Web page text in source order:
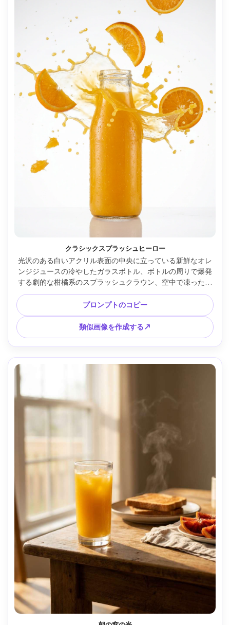
クラシックスプラッシュヒーロー
光沢のある白いアクリル表面の中央に立っている新鮮なオレ
ンジジュースの冷やしたガラスボトル、ボトルの周りで爆発
する劇的な柑橘系のスプラッシュクラウン、空中で凍ったオ
レンジのスライスと液滴が浮かび、ガラスにさわやかな結
露、きれいなスタジオ シクロラマの背景、高速フラッシュ照
明、Canon EOS R5 で撮影、100mm マクロレンズ、超シャ
ープフォーカス、広告製品写真、鮮やかな自然なオレンジ色
のカラーグレーディング、テキストなし、ロゴなし --ar 4:5
プロンプトのコピー
類似画像を作成する↗